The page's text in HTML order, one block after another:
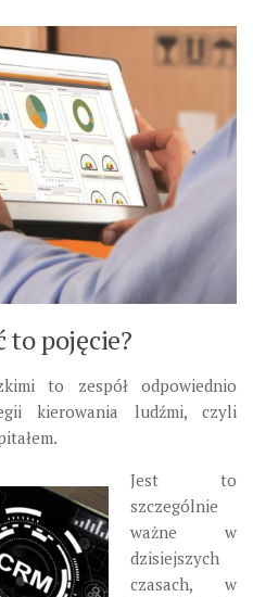
to pojęcie?
to zespół odpowiednio
kierowania ludźmi, czyli
Jest to
szczególnie
ważne w
dzisiejszych
czasach, w